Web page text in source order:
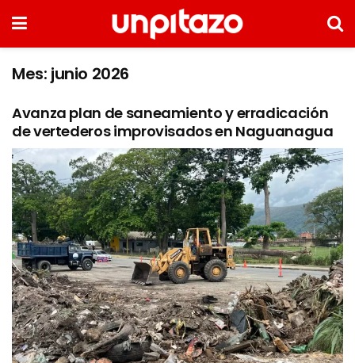
Mes: junio 2026
Avanza plan de saneamiento y erradicación
de vertederos improvisados en Naguanagua